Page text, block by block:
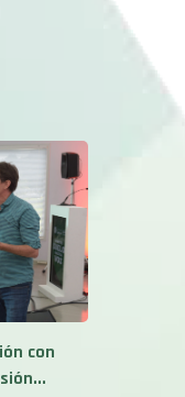
con